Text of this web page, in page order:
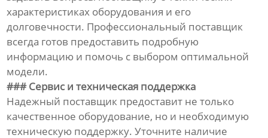
характеристиках оборудования и его
долговечности. Профессиональный поставщик
всегда готов предоставить подробную
информацию и помочь с выбором оптимальной
модели.
### Сервис и техническая поддержка
Надежный поставщик предоставит не только
качественное оборудование, но и необходимую
техническую поддержку. Уточните наличие